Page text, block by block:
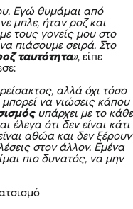
Εγώ θυμάμαι από
μπλε, ήταν ροζ και
τους γονείς μου στο
πιάσουμε σειρά. Στο
ταυτότητα», είπε
αλλά όχι τόσο
να νιώσεις κάπου
υπάρχει με το κάθε
ότι δεν είναι κάτι
αθώα και δεν ξέρουν
στον άλλον. Εμένα
πιο δυνατός, να μην